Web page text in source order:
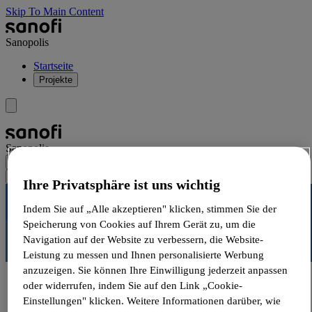
Skip To Main Content
Sanopolis
Startseite
Projekte
Sanopolis
Startseite
Ihre Privatsphäre ist uns wichtig
Indem Sie auf „Alle akzeptieren" klicken, stimmen Sie der
Speicherung von Cookies auf Ihrem Gerät zu, um die
Navigation auf der Website zu verbessern, die Website-
Leistung zu messen und Ihnen personalisierte Werbung
anzuzeigen. Sie können Ihre Einwilligung jederzeit anpassen
oder widerrufen, indem Sie auf den Link „Cookie-
Einstellungen" klicken. Weitere Informationen darüber, wie